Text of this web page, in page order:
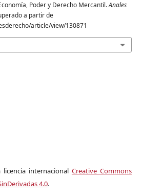
Poder y Derecho Mercantil.Anales
a partir de
article/view/130871
internacional Creative Commons
4.0.